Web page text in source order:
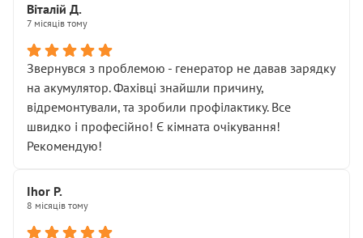
НЕ погоджував
послуга. Тим більше, я був поруч і жодної реальної
діагностики ходової не проводилось. Після
зауваження гроші за цю “послугу” повернули, що
лише підтвердило мою правоту.
Але головне — я виїжджаю з боксу, і скрип у гальмах
залишився таким самим, як і був. Тобто оплачена
Далі ситуація тільки погіршилась:
• сказали, що тепер “потрібно знімати колеса”
• що біля авто стояти вже не можна
Віталій Д.
7 місяців тому
Звернувся з проблемою - генератор не давав зарядку
на акумулятор. Фахівці знайшли причину,
відремонтували, та зробили профілактику. Все
швидко і професійно! Є кімната очікування!
Рекомендую!
Ihor P.
8 місяців тому